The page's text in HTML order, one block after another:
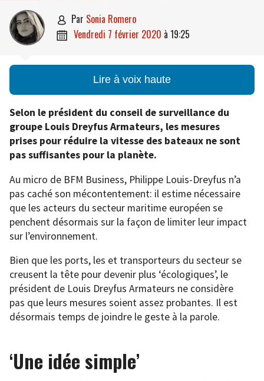
 par Sonia Romero
 vendredi 7 février 2020 à 19:25
Lire à voix haute
Selon le président du conseil de surveillance du
groupe Louis Dreyfus Armateurs, les mesures
prises pour réduire la vitesse des bateaux ne sont
pas suffisantes pour la planète.
Au micro de BFM Business, Philippe Louis-Dreyfus n’a
pas caché son mécontentement: il estime nécessaire
que les acteurs du secteur maritime européen se
penchent désormais sur la façon de limiter leur impact
sur l’environnement.
Bien que les ports, les et transporteurs du secteur se
creusent la tête pour devenir plus ‘écologiques’, le
président de Louis Dreyfus Armateurs ne considère
pas que leurs mesures soient assez probantes. Il est
désormais temps de joindre le geste à la parole.
‘Une idée simple’